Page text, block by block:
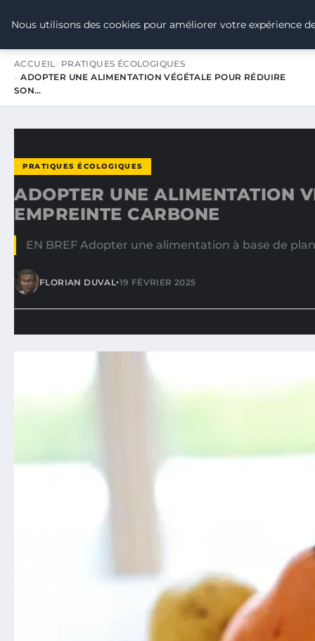
TOUR DE FRANCE POUR LE
ACCUEIL
PRATIQUES ÉCOLOGIQUES
ADOPTER UNE ALIMENTATION VÉGÉTALE POUR RÉDUIRE
SON…
PRATIQUES ÉCOLOGIQUES
ADOPTER UNE ALIMENTATION
EMPREINTE CARBONE
EN BREF Adopter une alimentation à base de
FLORIAN DUVAL•19 FÉVRIER 2025
Nous utilisons des cookies pour améliorer votre expérience